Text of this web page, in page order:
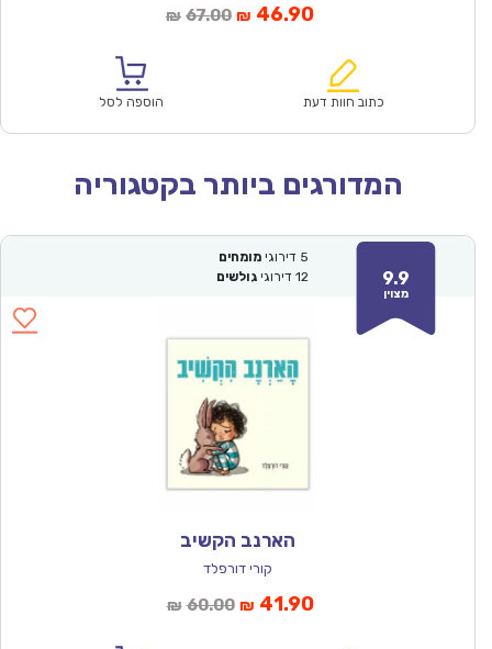
₪ 67.00המחיר
₪67.00.
₪ 46.90המחיר
הוא:
כתוב חוות דעת הוספה לסל
המדורגים ביותר בקטגוריה
9.9
מצוין
5 דירוגי מומחים
12 דירוגי גולשים
הארנב הקשיב
קורי דורפלד
₪ 60.00המחיר
₪ 41.90המחיר